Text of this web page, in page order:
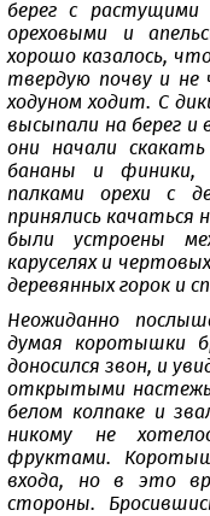
берег с растущими
ореховыми и
хорошо казалось,
твердую почву и не
ходуном ходит. С
высыпали на берег и
они начали
бананы и финики,
палками орехи с
принялись качаться
были устроены
каруселях и
деревянных горок и
Неожиданно
думая коротышки
доносился звон, и
открытыми настежь
белом колпаке и
никому не
фруктами.
входа, но в это
стороны.